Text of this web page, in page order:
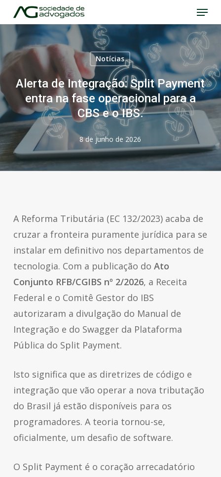
Skip
to
content
Menu
Notícias
Alerta de Integração: Split Payment
entra na fase operacional para a
CBS e o IBS.
8 de junho de 2026
A Reforma Tributária (EC 132/2023) acaba de
cruzar a fronteira puramente jurídica para se
instalar em definitivo nos departamentos de
tecnologia. Com a publicação do Ato
Conjunto RFB/CGIBS nº 2/2026, a Receita
Federal e o Comitê Gestor do IBS
autorizaram a divulgação do Manual de
Integração e do Swaggerda Plataforma
Pública do Split Payment.
Isto significa que as diretrizes de código e
integração que vão operar a nova tributação
do Brasil já estão disponíveis para os
programadores. A teoria tornou-se,
oficialmente, um desafio de software.
O Split Payment é o coração arrecadatório
Close
Menu